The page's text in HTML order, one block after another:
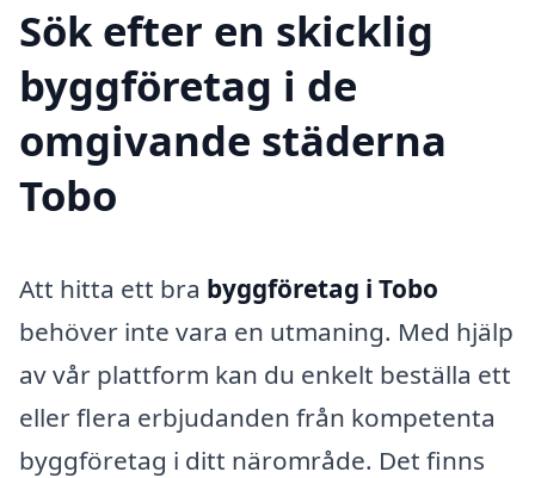
Sök efter en skicklig
byggföretag i de
omgivande städerna
Tobo
Att hitta ett bra byggföretag i Tobo
behöver inte vara en utmaning. Med hjälp
av vår plattform kan du enkelt beställa ett
eller flera erbjudanden från kompetenta
byggföretag i ditt närområde. Det finns